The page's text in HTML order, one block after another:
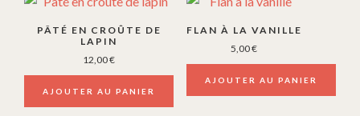
PÂTÉ EN CROÛTE DE
LAPIN
12,00€
AJOUTER AU PANIER
FLAN À LA VANILLE
5,00€
AJOUTER AU PANIER